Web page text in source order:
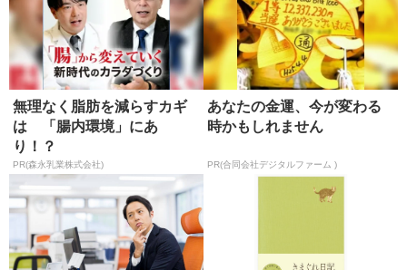
無理なく脂肪を減らすカギ
は 「腸内環境」にあ
り！？
PR(森永乳業株式会社)
あなたの金運、今が変わる
時かもしれません
PR(合同会社デジタルファーム )